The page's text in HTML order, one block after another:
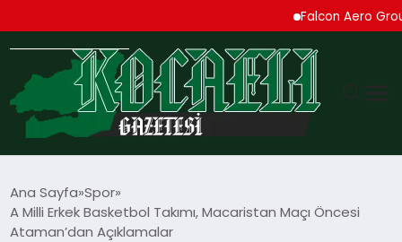
Falcon Aero Group,
TEKNOLOJI
Ana Sayfa Spor
A Milli Erkek Basketbol Takımı, Macaristan Maçı Öncesi
Ataman’dan Açıklamalar